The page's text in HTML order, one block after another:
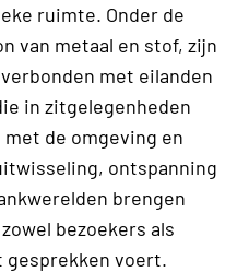
ruimte. Onder de
van metaal en stof, zijn
met eilanden
in zitgelegenheden
de omgeving en
ontspanning
brengen
bezoekers als
voert.